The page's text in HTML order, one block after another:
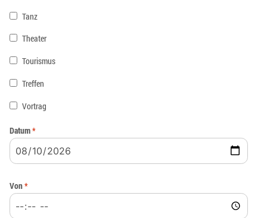
Tanz
Theater
Tourismus
Treffen
Vortrag
Datum*
Von*